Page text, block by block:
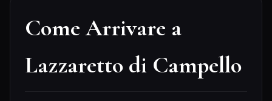
Come Arrivare a
Lazzaretto di Campello